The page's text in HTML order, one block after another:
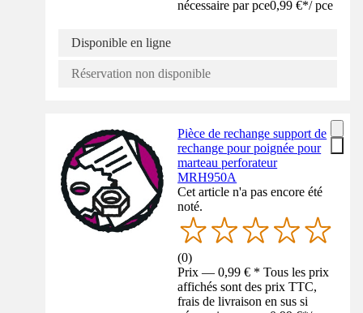
nécessaire par pce0,99 €*/ pce
Disponible en ligne
Réservation non disponible
Pièce de rechange support de
rechange pour poignée pour
marteau perforateur
MRH950A
Cet article n'a pas encore été
noté.
(0)
Prix — 0,99 € * Tous les prix
affichés sont des prix TTC,
frais de livraison en sus si